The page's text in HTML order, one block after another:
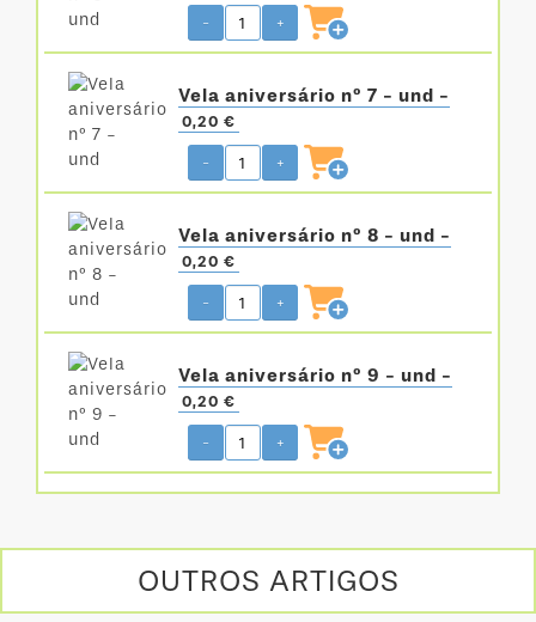
- +
Vela aniversário nº 7 - und -
0,20 €
- +
Vela aniversário nº 8 - und -
0,20 €
- +
Vela aniversário nº 9 - und -
0,20 €
- +
OUTROS ARTIGOS